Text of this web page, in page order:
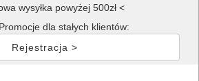
wysyłka powyżej 500zł <
dla stałych klientów:
Rejestracja >